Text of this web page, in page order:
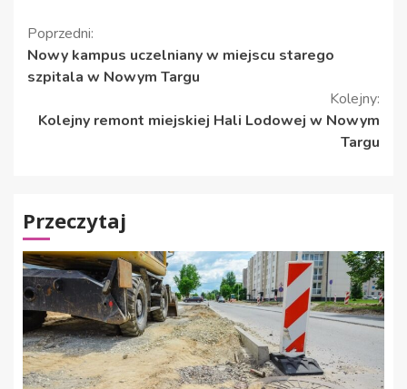
Kontynuuj
czytanie
Poprzedni:
Nowy kampus uczelniany w miejscu starego
szpitala w Nowym Targu
Kolejny:
Kolejny remont miejskiej Hali Lodowej w Nowym
Targu
Przeczytaj